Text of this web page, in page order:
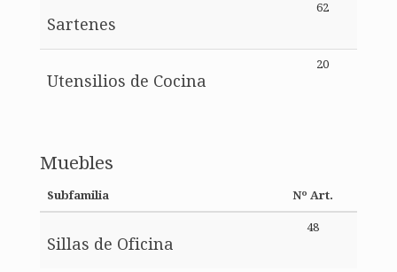
Sartenes
62
Utensilios de Cocina
20
Muebles
Subfamilia Nº Art.
Sillas de Oficina
48